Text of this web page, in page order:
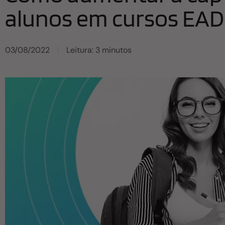
alunos em cursos EAD
03/08/2022 Leitura: 3 minutos